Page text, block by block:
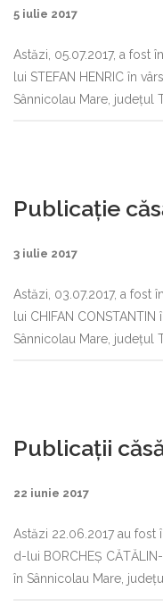
5 iulie 2017
Astăzi, 05.07.2017, a fost
lui STEFAN HENRIC în
Sânnicolau Mare, judeţul
Publicație
3 iulie 2017
Astăzi, 03.07.2017, a fost
lui CHIFAN
Sânnicolau Mare, judeţul
Publicații
22 iunie 2017
Astăzi 22.06.2017 au fost
d-lui BORCHEŞ
în Sânnicolau Mare,